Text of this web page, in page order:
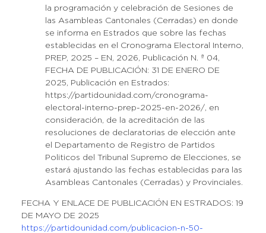
la programación y celebración de Sesiones de
las Asambleas Cantonales (Cerradas) en donde
se informa en Estrados que sobre las fechas
establecidas en el Cronograma Electoral Interno,
PREP, 2025 – EN, 2026, Publicación N. ª 04,
FECHA DE PUBLICACIÓN: 31 DE ENERO DE
2025, Publicación en Estrados:
https://partidounidad.com/cronograma-
electoral-interno-prep-2025-en-2026/, en
consideración, de la acreditación de las
resoluciones de declaratorias de elección ante
el Departamento de Registro de Partidos
Politicos del Tribunal Supremo de Elecciones, se
estará ajustando las fechas establecidas para las
Asambleas Cantonales (Cerradas) y Provinciales.
FECHA Y ENLACE DE PUBLICACIÓN EN ESTRADOS: 19
DE MAYO DE 2025
https://partidounidad.com/publicacion-n-50-